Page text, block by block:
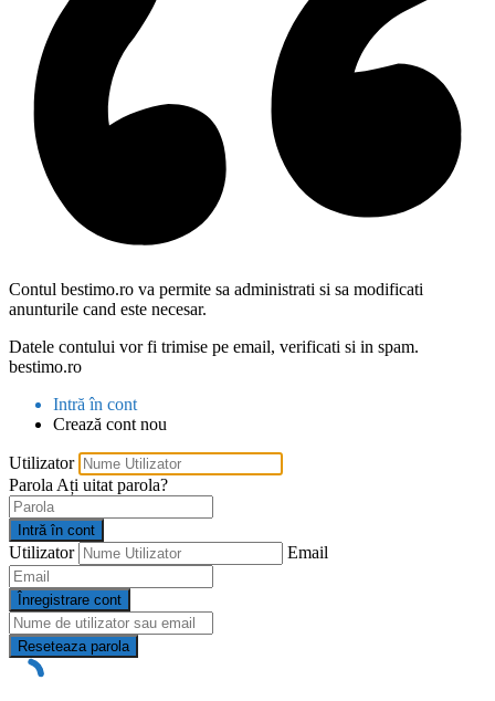
Contul bestimo.ro va permite sa administrati si sa modificati
anunturile cand este necesar.
Datele contului vor fi trimise pe email, verificati si in spam.
bestimo.ro
Intră în cont
Crează cont nou
Utilizator
Parola Ați uitat parola?
Intră în cont
Utilizator Email
Înregistrare cont
Reseteaza parola